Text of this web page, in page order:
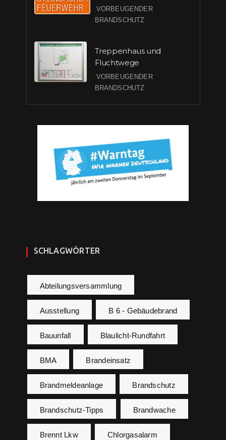
VORBEUGENDER
BRANDSCHUTZ
Treppenhaus und
Fluchtwege
VORBEUGENDER
BRANDSCHUTZ
SCHLAGWÖRTER
Abteilungsversammlung
Ausstellung B 6 - Gebäudebrand
Bauunfall Blaulicht-Rundfahrt
BMA Brandeinsatz
Brandmeldeanlage Brandschutz
Brandschutz-Tipps Brandwache
Brennt Lkw Chlorgasalarm